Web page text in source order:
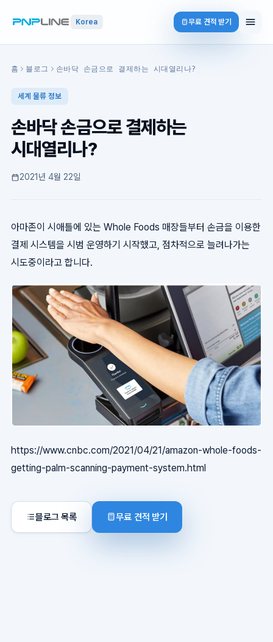
Korea 무료 견적 받기
홈 블로그 손바닥 손금으로 결제하는 시대열리나?
세계 물류 정보
손바닥 손금으로 결제하는
시대열리나?
2021년 4월 22일
아마존이 시애틀에 있는 Whole Foods 매장들부터 손금을 이용한
결제 시스템을 시범 운영하기 시작했고, 점차적으로 늘려나가는
시도중이라고 합니다.
https://www.cnbc.com/2021/04/21/amazon-whole-foods-
getting-palm-scanning-payment-system.html
블로그 목록 무료 견적 받기